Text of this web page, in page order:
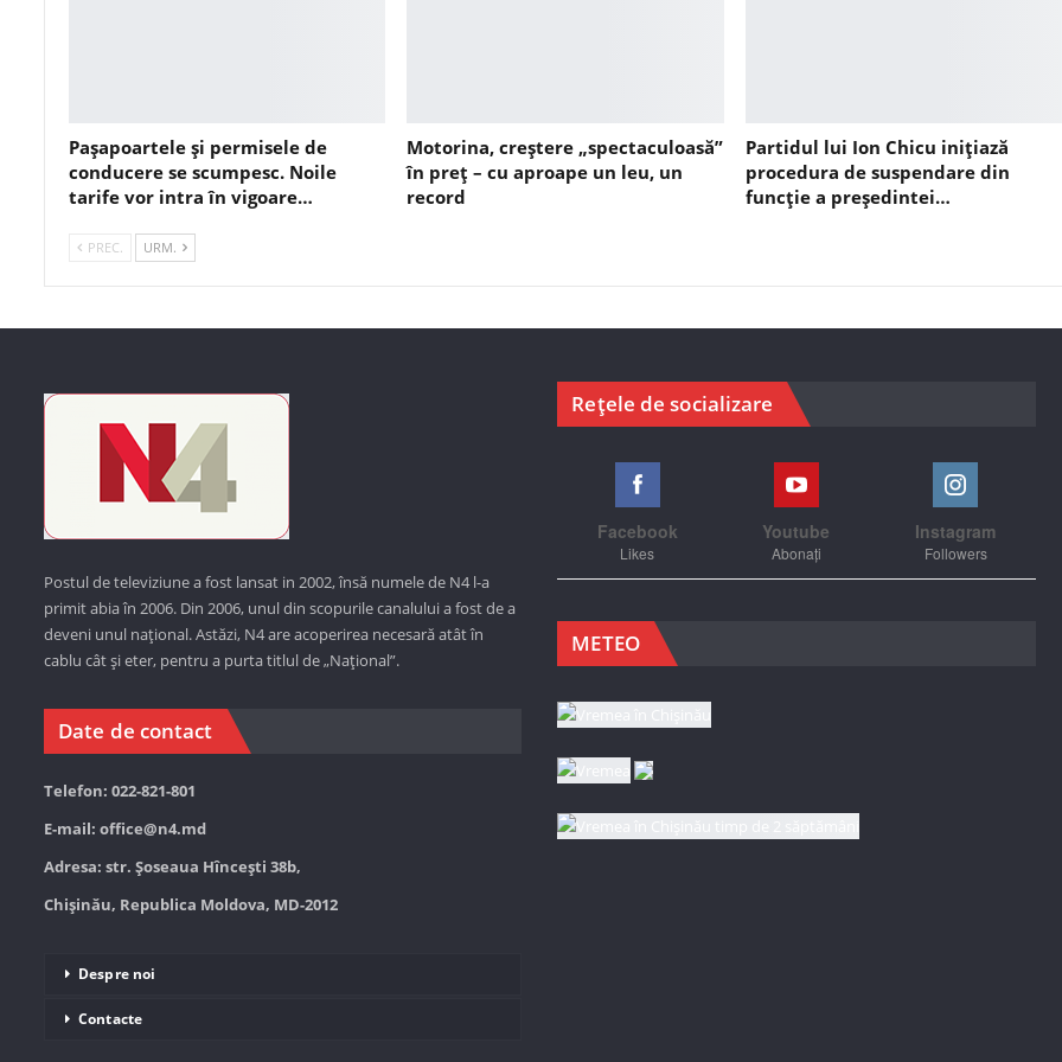
Pașapoartele și permisele de
conducere se scumpesc. Noile
tarife vor intra în vigoare…
Motorina, creștere „spectaculoasă”
în preț – cu aproape un leu, un
record
Partidul lui Ion Chicu inițiază
procedura de suspendare din
funcție a președintei…
PREC. URM.
Postul de televiziune a fost lansat in 2002, însă numele de N4 l-a
primit abia în 2006. Din 2006, unul din scopurile canalului a fost de a
deveni unul național. Astăzi, N4 are acoperirea necesară atât în
cablu cât și eter, pentru a purta titlul de „Național”.
Date de contact
Telefon: 022-821-801
E-mail: office@n4.md
Adresa: str. Șoseaua Hînceşti 38b,
Chișinău, Republica Moldova, MD-2012
Despre noi
Contacte
Rețele de socializare
Facebook
Likes
Youtube
Abonați
Instagram
Followers
METEO